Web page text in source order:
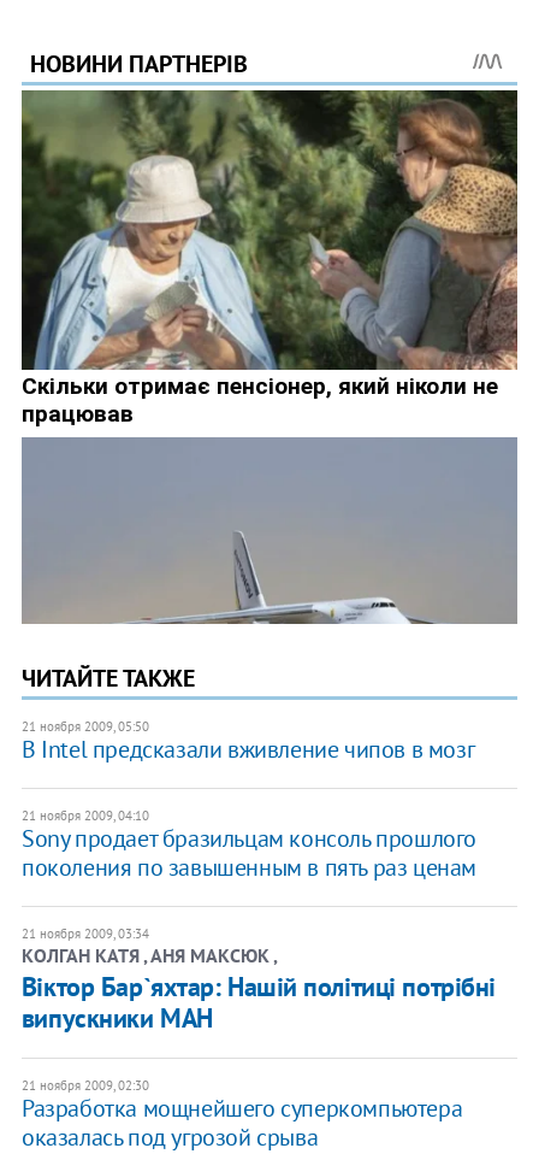
ЧИТАЙТЕ ТАКЖЕ
21 ноября 2009, 05:50
В Intel предсказали вживление чипов в мозг
21 ноября 2009, 04:10
Sony продает бразильцам консоль прошлого
поколения по завышенным в пять раз ценам
21 ноября 2009, 03:34
КОЛГАН КАТЯ , АНЯ МАКСЮК ,
Віктор Бар`яхтар: Нашій політиці потрібні
випускники МАН
21 ноября 2009, 02:30
Разработка мощнейшего суперкомпьютера
оказалась под угрозой срыва